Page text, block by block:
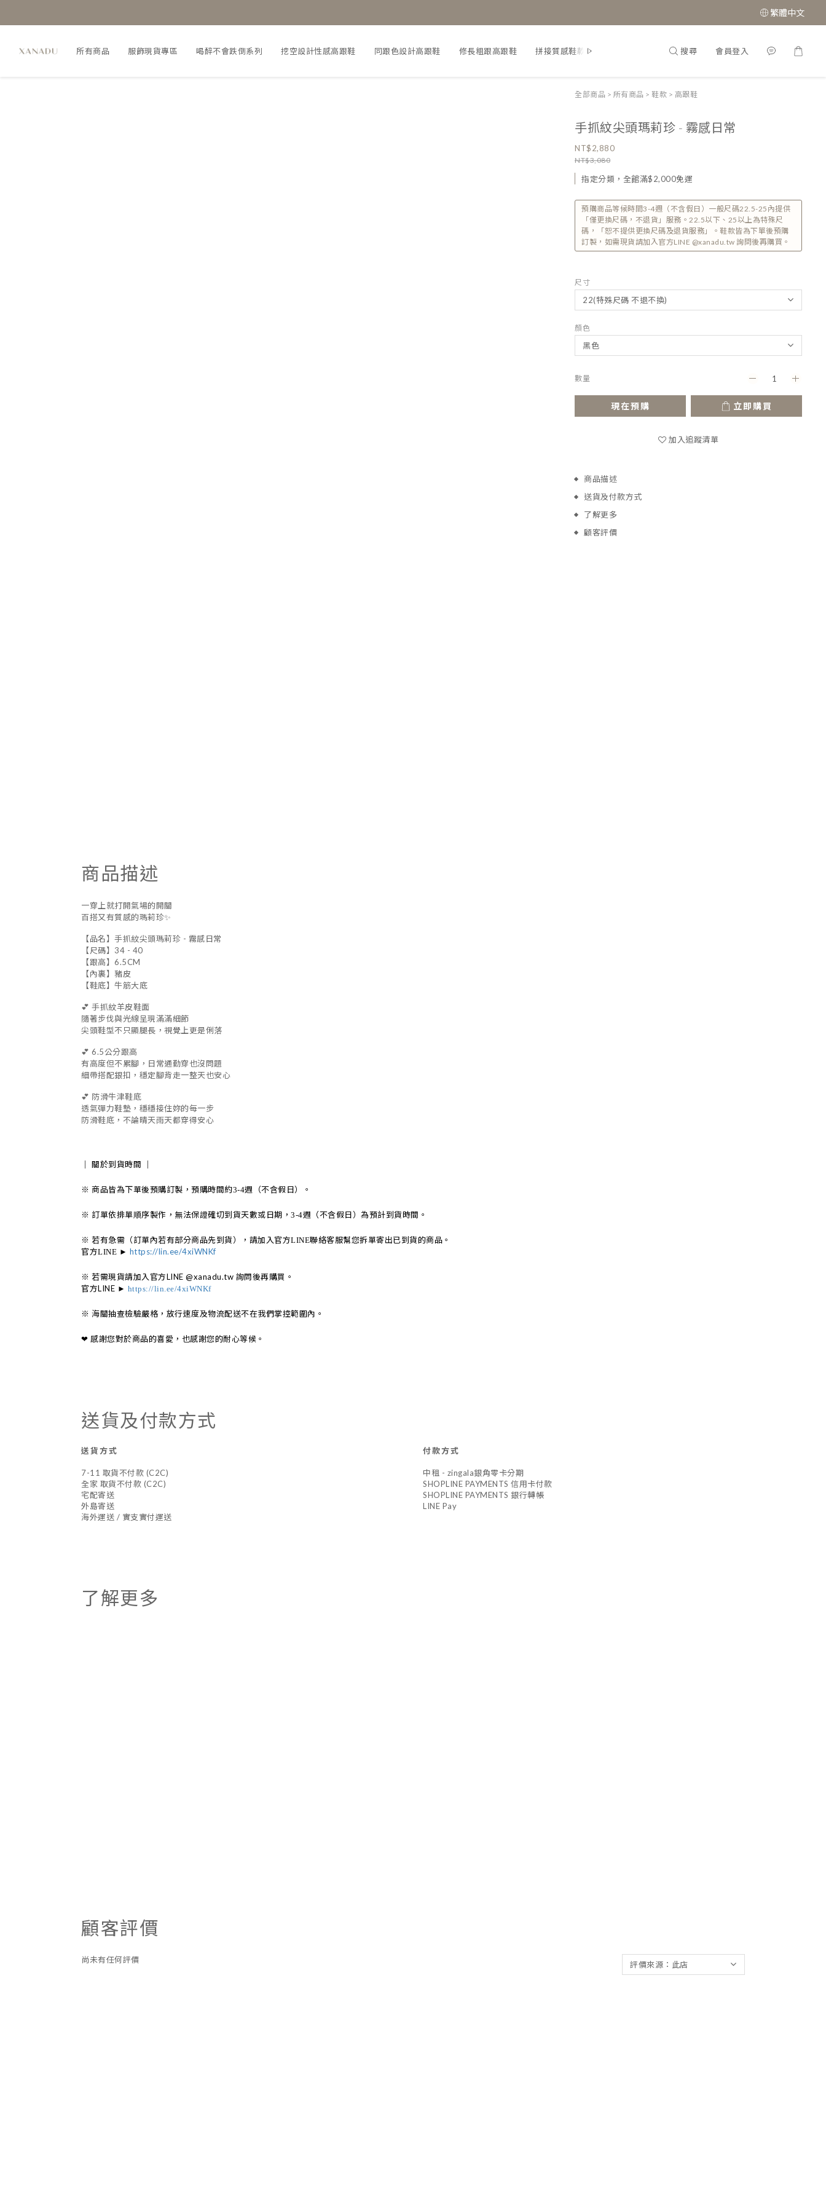
繁體中文
所有商品 服飾現貨專區 喝醉不會跌倒系列 挖空設計性感高跟鞋 同跟色設計高跟鞋 修長粗跟高跟鞋 拼接質感鞋款 搜尋 會員登入
全部商品 > 所有商品 > 鞋款 > 高跟鞋
手抓紋尖頭瑪莉珍 - 霧感日常
NT$2,880
NT$3,080
指定分類，全館滿$2,000免運
預購商品等候時間3-4週（不含假日）一般尺碼22.5-25內提供
「僅更換尺碼，不退貨」服務。22.5以下、25以上為特殊尺
碼，「恕不提供更換尺碼及退貨服務」。鞋款皆為下單後預購
訂製，如需現貨請加入官方LINE @xanadu.tw 詢問後再購買。
尺寸
顏色
數量
現在預購 立即購買
加入追蹤清單
商品描述
送貨及付款方式
了解更多
顧客評價
商品描述
一穿上就打開氣場的開關
百搭又有質感的瑪莉珍✨
【品名】手抓紋尖頭瑪莉珍 - 霧感日常
【尺碼】34 - 40
【跟高】6.5CM
【內裏】豬皮
【鞋底】牛筋大底
💕 手抓紋羊皮鞋面
隨著步伐與光線呈現滿滿細節
尖頭鞋型不只顯腿長，視覺上更是俐落
💕 6.5公分跟高
有高度但不累腳，日常通勤穿也沒問題
細帶搭配銀扣，穩定腳背走一整天也安心
💕 防滑牛津鞋底
透氣彈力鞋墊，穩穩接住妳的每一步
防滑鞋底，不論晴天雨天都穿得安心
關於到貨時間
※ 商品皆為下單後預購訂製，預購時間約3-4週（不含假日）。
※ 訂單依排單順序製作，無法保證確切到貨天數或日期， 3-4週（不含假日）為預計到貨時間。
※ 若有急需（訂單內若有部分商品先到貨），請加入官方LINE聯絡客服幫您拆單寄出已到貨的商品。
官方LINE ► https://lin.ee/4xiWNKf
※ 若需現貨請加入官方LINE @xanadu.tw 詢問後再購買。
官方LINE ► https://lin.ee/4xiWNKf
※ 海關抽查檢驗嚴格，放行速度及物流配送不在我們掌控範圍內。
❤︎ 感謝您對於商品的喜愛，也感謝您的耐心等候。
送貨及付款方式
送貨方式
7-11 取貨不付款 (C2C)
全家 取貨不付款 (C2C)
宅配寄送
外島寄送
海外運送 / 實支實付運送
付款方式
中租 - zingala銀角零卡分期
SHOPLINE PAYMENTS 信用卡付款
SHOPLINE PAYMENTS 銀行轉帳
LINE Pay
了解更多
顧客評價
尚未有任何評價